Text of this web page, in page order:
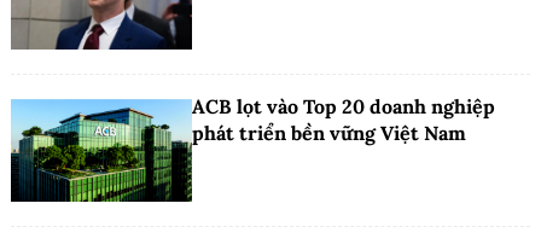
ACB lọt vào Top 20 doanh nghiệp
phát triển bền vững Việt Nam